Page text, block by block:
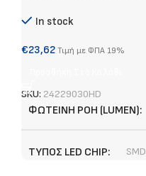
In stock
€23,62 Τιμή με ΦΠΑ 19%
SKU: 24229030HD
ΦΩΤΕΙΝΉ ΡΟΉ (LUMEN)
ΤΎΠΟΣ LED CHIP SMD